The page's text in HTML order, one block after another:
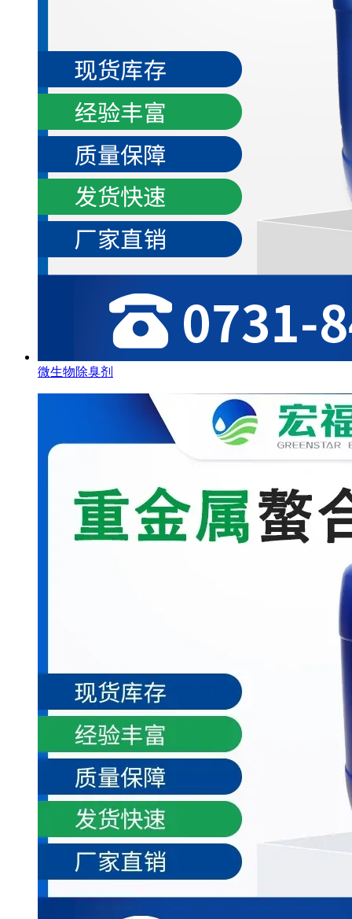
微生物除臭剂